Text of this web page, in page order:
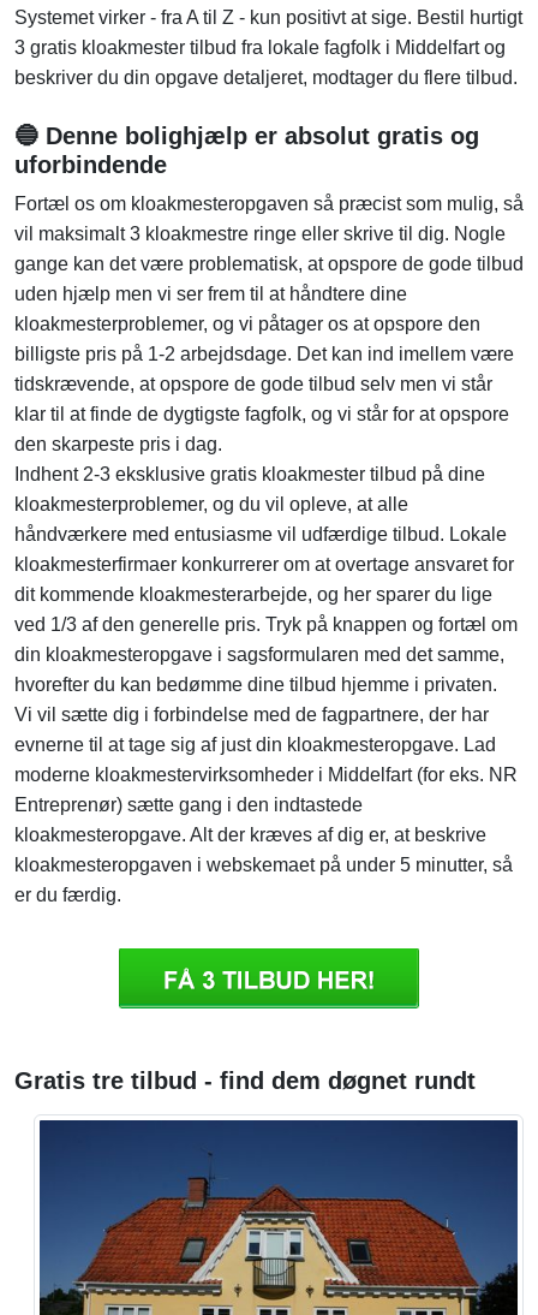
Systemet virker - fra A til Z - kun positivt at sige. Bestil hurtigt
3 gratis kloakmester tilbud fra lokale fagfolk i Middelfart og
beskriver du din opgave detaljeret, modtager du flere tilbud.
🔵 Denne bolighjælp er absolut gratis og
uforbindende
Fortæl os om kloakmesteropgaven så præcist som mulig, så
vil maksimalt 3 kloakmestre ringe eller skrive til dig. Nogle
gange kan det være problematisk, at opspore de gode tilbud
uden hjælp men vi ser frem til at håndtere dine
kloakmesterproblemer, og vi påtager os at opspore den
billigste pris på 1-2 arbejdsdage. Det kan ind imellem være
tidskrævende, at opspore de gode tilbud selv men vi står
klar til at finde de dygtigste fagfolk, og vi står for at opspore
den skarpeste pris i dag.
Indhent 2-3 eksklusive gratis kloakmester tilbud på dine
kloakmesterproblemer, og du vil opleve, at alle
håndværkere med entusiasme vil udfærdige tilbud. Lokale
kloakmesterfirmaer konkurrerer om at overtage ansvaret for
dit kommende kloakmesterarbejde, og her sparer du lige
ved 1/3 af den generelle pris. Tryk på knappen og fortæl om
din kloakmesteropgave i sagsformularen med det samme,
hvorefter du kan bedømme dine tilbud hjemme i privaten.
Vi vil sætte dig i forbindelse med de fagpartnere, der har
evnerne til at tage sig af just din kloakmesteropgave. Lad
moderne kloakmestervirksomheder i Middelfart (for eks. NR
Entreprenør) sætte gang i den indtastede
kloakmesteropgave. Alt der kræves af dig er, at beskrive
kloakmesteropgaven i webskemaet på under 5 minutter, så
er du færdig.
Gratis tre tilbud - find dem døgnet rundt